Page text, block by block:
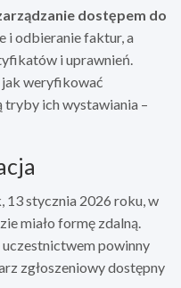
dostępem do
i odbieranie faktur, a
i uprawnień.
jak weryfikować
tryby ich wystawiania –
13 stycznia 2026 roku, w
miało formę zdalną.
powinny
zgłoszeniowy dostępny